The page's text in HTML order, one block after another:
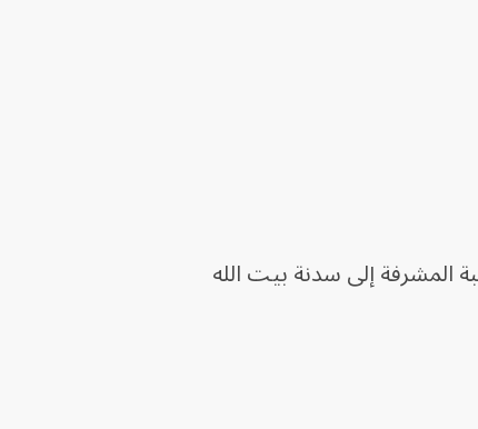
إلى سدنة بيت الله